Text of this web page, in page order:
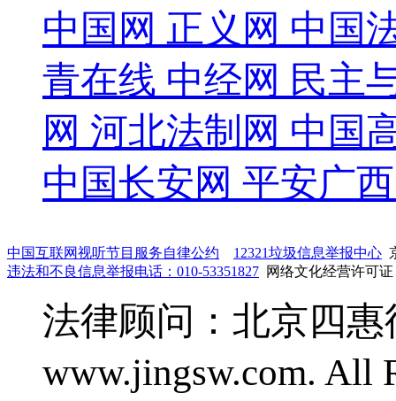
中国网 正义网 中国
青在线 中经网 民主
网 河北法制网 中国
中国长安网 平安广
中国互联网视听节目服务自律公约 12321垃圾信息举报中心
违法和不良信息举报电话：010-53351827 网络文化经营许可
法律顾问：北京四
www.jingsw.com. All